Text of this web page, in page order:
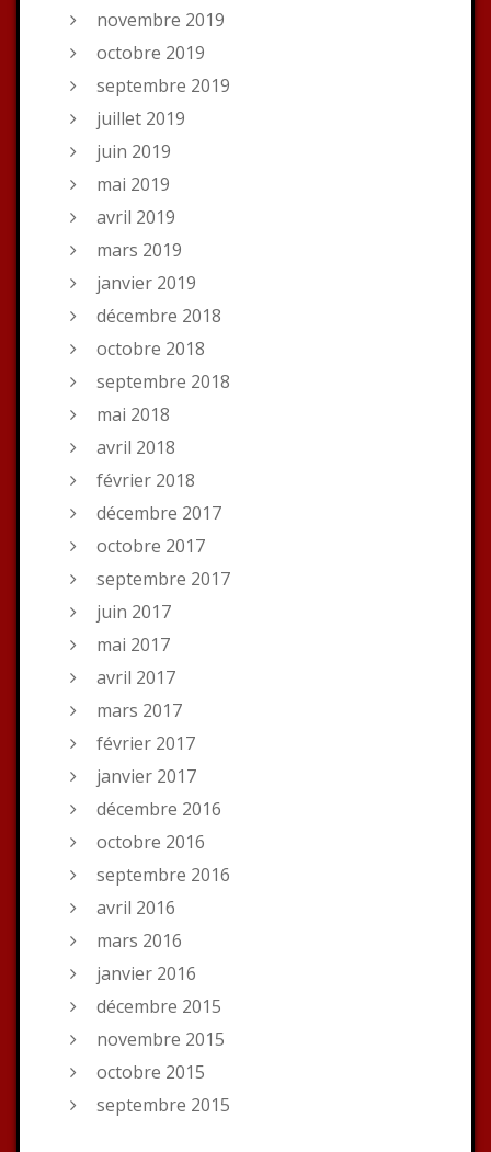
novembre 2019
octobre 2019
septembre 2019
juillet 2019
juin 2019
mai 2019
avril 2019
mars 2019
janvier 2019
décembre 2018
octobre 2018
septembre 2018
mai 2018
avril 2018
février 2018
décembre 2017
octobre 2017
septembre 2017
juin 2017
mai 2017
avril 2017
mars 2017
février 2017
janvier 2017
décembre 2016
octobre 2016
septembre 2016
avril 2016
mars 2016
janvier 2016
décembre 2015
novembre 2015
octobre 2015
septembre 2015